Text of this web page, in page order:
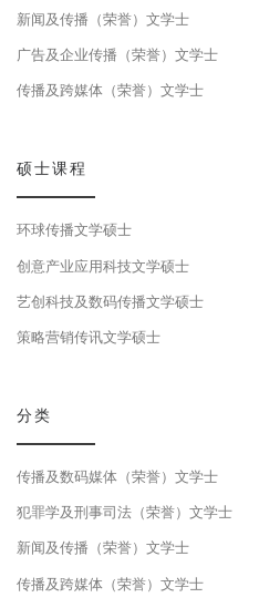
新闻及传播（荣誉）文学士
广告及企业传播（荣誉）文学士
传播及跨媒体（荣誉）文学士
硕士课程
环球传播文学硕士
创意产业应用科技文学硕士
艺创科技及数码传播文学硕士
策略营销传讯文学硕士
分类
传播及数码媒体（荣誉）文学士
犯罪学及刑事司法（荣誉）文学士
新闻及传播（荣誉）文学士
传播及跨媒体（荣誉）文学士